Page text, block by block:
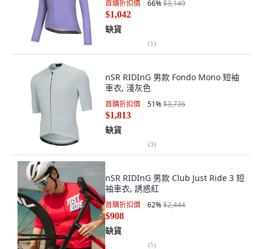
首購折扣價 66%$3,149
$1,042
缺貨
(1)
nSR RIDInG 男款 Fondo Mono 短袖
車衣, 淺灰色
首購折扣價 51%$3,736
$1,813
缺貨
(3)
nSR RIDInG 男款 Club Just Ride 3 短
袖車衣, 誘惑紅
首購折扣價 62%$2,444
$908
缺貨
(5)